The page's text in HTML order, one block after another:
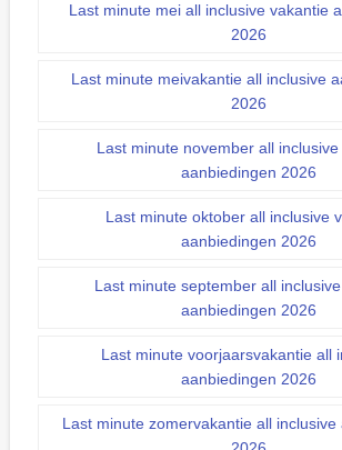
Last minute mei all inclusive vakantie
2026
Last minute meivakantie all inclusive
2026
Last minute november all
aanbiedingen 2026
Last minute oktober all inclusive
aanbiedingen 2026
Last minute september all
aanbiedingen 2026
Last minute voorjaarsvakantie all
aanbiedingen 2026
Last minute zomervakantie all inclusive